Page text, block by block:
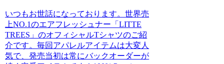
いつもお世話になっております。世界売
上NO.1のエアフレッシュナー「LITTE
TREES」のオフィシャルTシャツのご紹
介です。毎回アパレルアイテムは大変人
気で、発売当初は常にバックオーダーが